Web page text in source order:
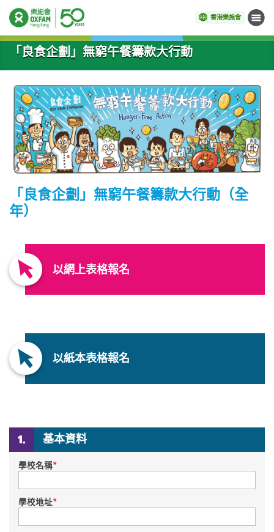
香港樂施會 目錄
開始主要內容
「良食企劃」無窮午餐籌款大行動
「良食企劃」無窮午餐籌款大行動（全
年）
以網上表格報名
以紙本表格報名
基本資料
學校名稱*
學校地址*